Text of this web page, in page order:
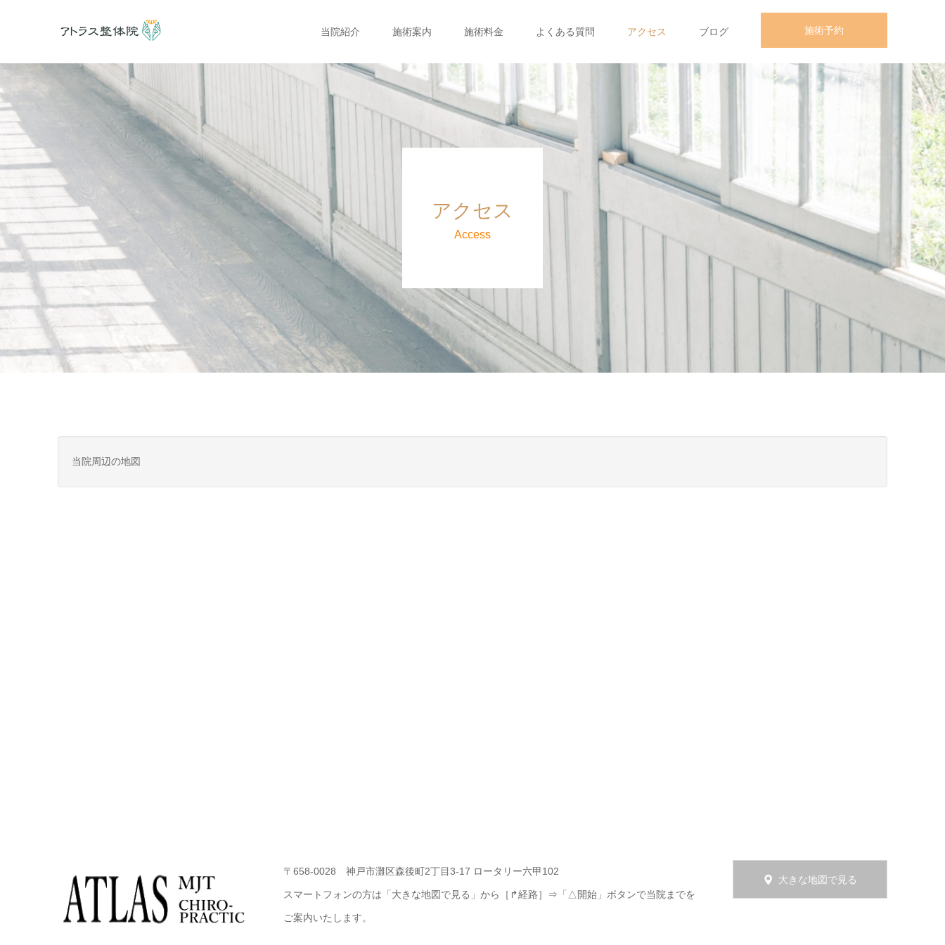
施術予約
当院紹介 施術案内 施術料金 よくある質問 アクセス ブログ
アクセス
Access
当院周辺の地図
〒658-0028 神戸市灘区森後町2丁目3-17 ロータリー六甲102
スマートフォンの方は「大きな地図で見る」から［↱経路］⇒「△開始」ボタンで当院までを
ご案内いたします。
大きな地図で見る